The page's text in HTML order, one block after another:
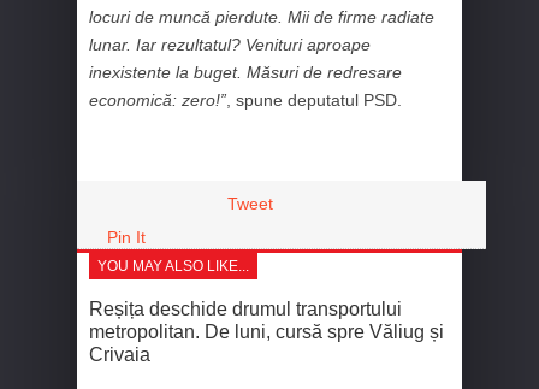
locuri de muncă pierdute. Mii de firme radiate
lunar. Iar rezultatul? Venituri aproape
inexistente la buget. Măsuri de redresare
economică: zero!” , spune deputatul PSD.
Tweet
Pin It
YOU MAY ALSO LIKE...
Reșița deschide drumul transportului
metropolitan. De luni, cursă spre Văliug și
Crivaia